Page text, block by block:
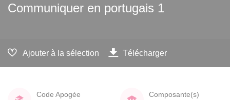
Communiquer en portugais 1
Ajouter à la sélection Télécharger
Code Apogée
Composante(s)